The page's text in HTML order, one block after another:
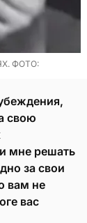
ФОТО:
свою
мне решать
за свои
вам не
вас